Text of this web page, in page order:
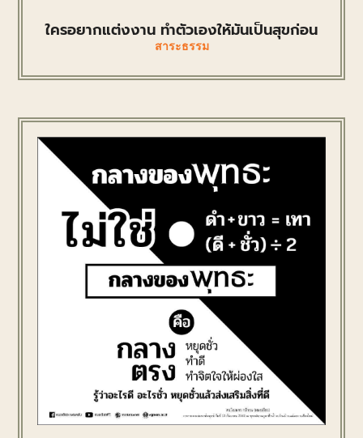
ใครอยากแต่งงาน ทำตัวเองให้มันเป็นสุขก่อน
สาระธรรม